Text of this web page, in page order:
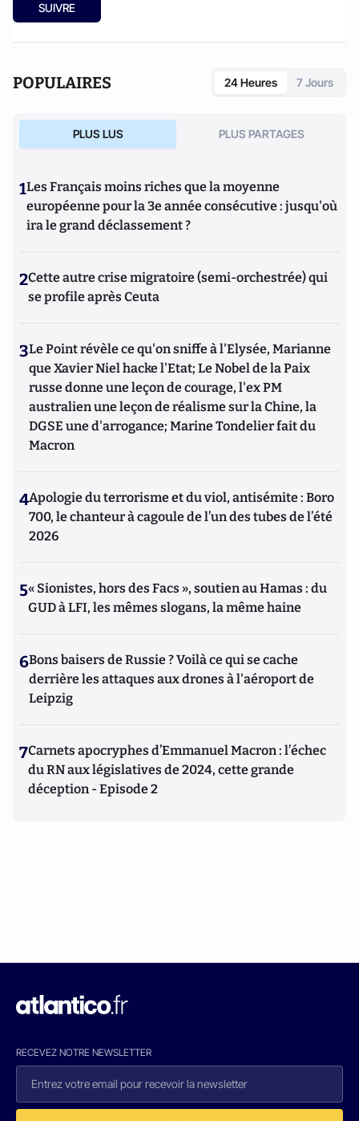
SUIVRE
POPULAIRES 24 Heures 7 Jours
PLUS LUS PLUS PARTAGES
1Les Français moins riches que la moyenne
européenne pour la 3e année consécutive : jusqu'où
ira le grand déclassement ?
2Cette autre crise migratoire (semi-orchestrée) qui
se profile après Ceuta
3Le Point révèle ce qu'on sniffe à l'Elysée, Marianne
que Xavier Niel hacke l'Etat; Le Nobel de la Paix
russe donne une leçon de courage, l'ex PM
australien une leçon de réalisme sur la Chine, la
DGSE une d'arrogance; Marine Tondelier fait du
Macron
4Apologie du terrorisme et du viol, antisémite : Boro
700, le chanteur à cagoule de l’un des tubes de l’été
2026
5« Sionistes, hors des Facs », soutien au Hamas : du
GUD à LFI, les mêmes slogans, la même haine
6Bons baisers de Russie ? Voilà ce qui se cache
derrière les attaques aux drones à l'aéroport de
Leipzig
7Carnets apocryphes d’Emmanuel Macron : l’échec
du RN aux législatives de 2024, cette grande
déception - Episode 2
RECEVEZ NOTRE NEWSLETTER